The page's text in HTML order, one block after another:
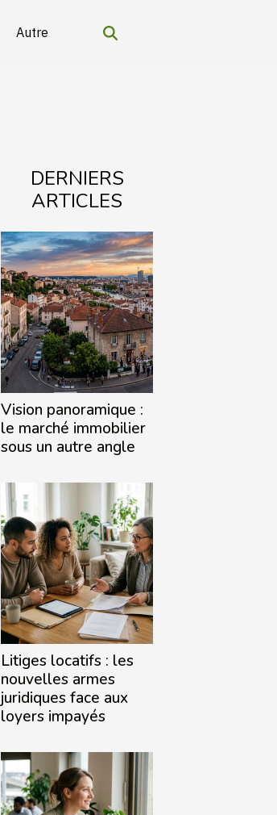
Autre
DERNIERS
ARTICLES
Vision panoramique :
le marché immobilier
sous un autre angle
Litiges locatifs : les
nouvelles armes
juridiques face aux
loyers impayés